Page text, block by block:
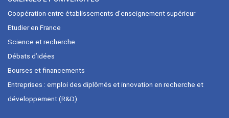
Coopération entre établissements d’enseignement supérieur
Etudier en France
Science et recherche
Débats d’idées
Bourses et financements
Entreprises : emploi des diplômés et innovation en recherche et
développement (R&D)